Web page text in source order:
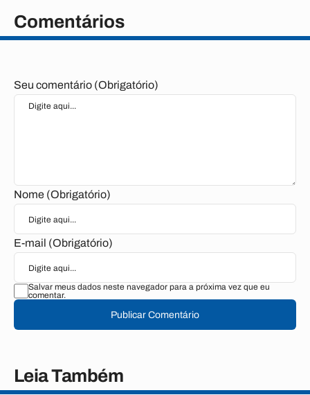
Comentários
Seu comentário (Obrigatório)
Nome (Obrigatório)
E-mail (Obrigatório)
Salvar meus dados neste navegador para a próxima vez que eu
comentar.
Publicar Comentário
Leia Também